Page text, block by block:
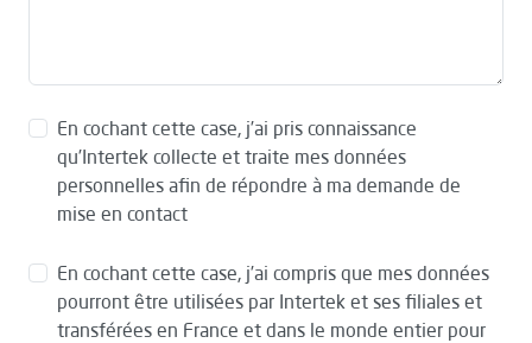
En cochant cette case, j’ai pris connaissance
qu’Intertek collecte et traite mes données
personnelles afin de répondre à ma demande de
mise en contact
En cochant cette case, j’ai compris que mes données
pourront être utilisées par Intertek et ses filiales et
transférées en France et dans le monde entier pour